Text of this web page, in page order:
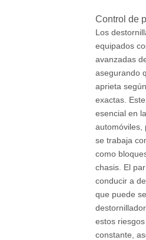
Control de
Los
equipados
avanzadas
asegurando
aprieta
exactas.
esencial en
automóviles,
se trabaja
como
chasis. El
conducir a
que puede
estos
constante,